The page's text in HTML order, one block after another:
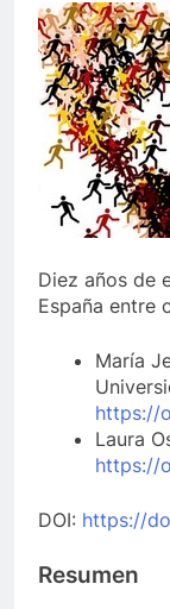
Diez años de
España entre
María
https://
Laura
https://
DOI: https://
Resumen